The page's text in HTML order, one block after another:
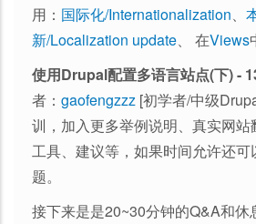
用： 国际化/Internationalization
新/Localization update 、 在Views
使用Drupal配置多语言站点(下) -
者： gaofengzzz [初学者/中级
训，加入更多举例说明、真实网站
工具、建议等，如果时间允许还
题。
接下来是是20~30分钟的Q&A和休